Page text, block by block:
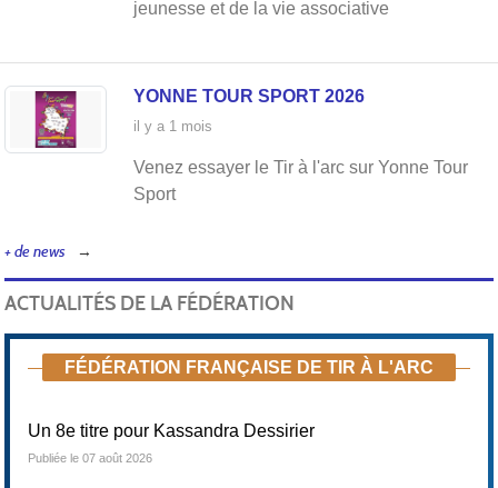
jeunesse et de la vie associative
YONNE TOUR SPORT 2026
il y a 1 mois
Venez essayer le Tir à l'arc sur Yonne Tour
Sport
+ de news
ACTUALITÉS DE LA FÉDÉRATION
FÉDÉRATION FRANÇAISE DE TIR À L'ARC
Un 8e titre pour Kassandra Dessirier
Publiée le 07 août 2026